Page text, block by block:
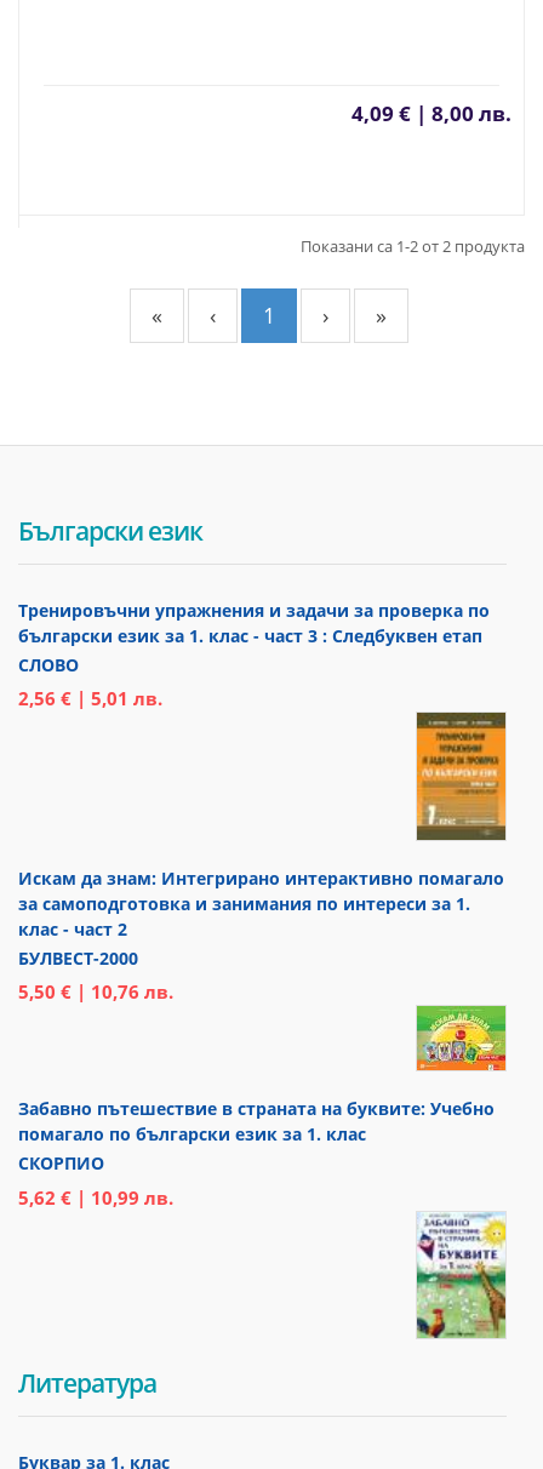
4,09 € | 8,00 лв.
Показани са 1-2 от 2 продукта
« ‹ 1 › »
Български език
Тренировъчни упражнения и задачи за проверка по
български език за 1. клас - част 3 : Следбуквен етап
СЛОВО
2,56 € | 5,01 лв.
Искам да знам: Интегрирано интерактивно помагало
за самоподготовка и занимания по интереси за 1.
клас - част 2
БУЛВЕСТ-2000
5,50 € | 10,76 лв.
Забавно пътешествие в страната на буквите: Учебно
помагало по български език за 1. клас
СКОРПИО
5,62 € | 10,99 лв.
Литература
Буквар за 1. клас